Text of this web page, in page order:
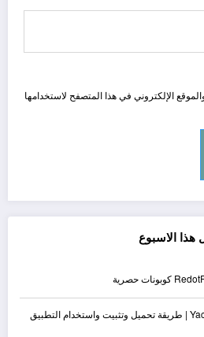
الإلكتروني في هذا المتصفح لاستخدامها
هذا الاسبوع
شرح تطبيق Yacine TV 2026 | طريقة تحميل وتثبيت واستخدام التطبيق